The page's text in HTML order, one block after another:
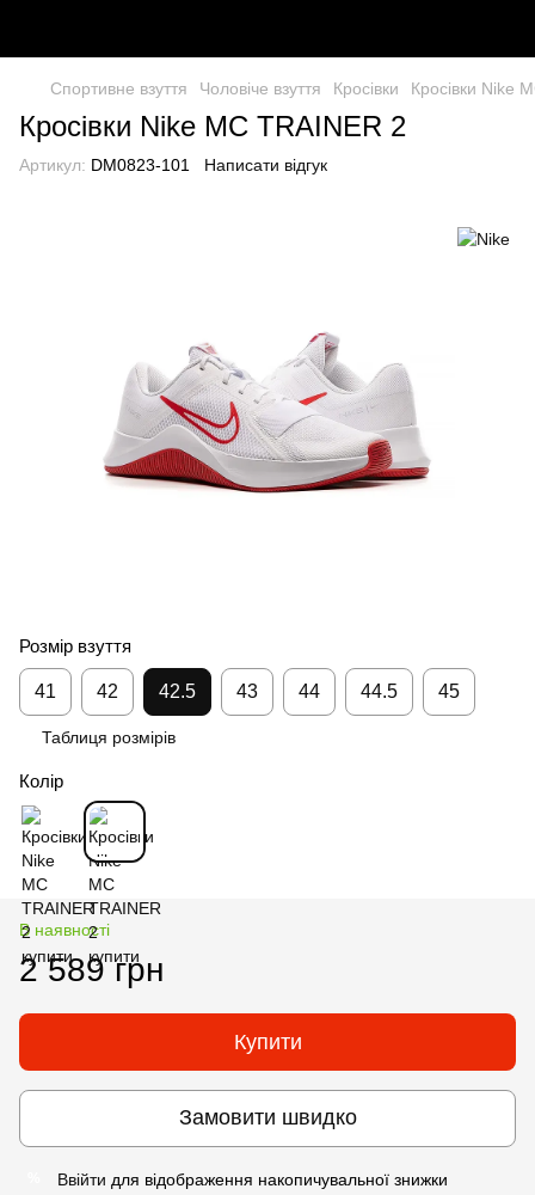
Спортивне взуття Чоловіче взуття Кросівки Кросівки Nike
Кросівки Nike MC TRAINER 2
Артикул: DM0823-101 Написати відгук
Розмір взуття
41 42 42.5 43 44 44.5 45
Таблиця розмірів
Колір
В наявності
2 589 грн
Купити
Замовити швидко
Ввійти для відображення накопичувальної знижки